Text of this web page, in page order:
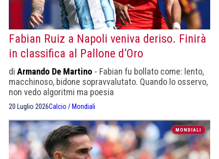
Fabian Ruiz a Napoli veniva deriso. Finirà
in classifica al Pallone d’Oro
di Armando De Martino - Fabian fu bollato come: lento,
macchinoso, bidone sopravvalutato. Quando lo osservo,
non vedo algoritmi ma poesia
20 Luglio 2026Calcio / Mondiali
MONDIALI